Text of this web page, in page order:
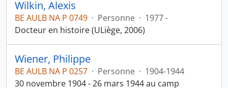
Wilkin, Alexis
BE AULB NA P 0749 · Personne · 1977 -
Docteur en histoire (ULiège, 2006)
Wiener, Philippe
BE AULB NA P 0257 · Personne · 1904-1944
30 novembre 1904 - 26 mars 1944 au camp